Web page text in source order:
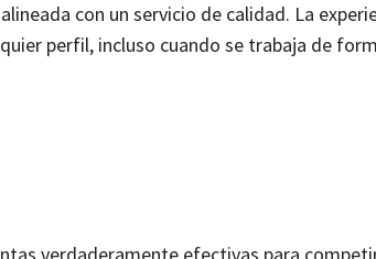
con un servicio de calidad. La
perfil, incluso cuando se trabaja de